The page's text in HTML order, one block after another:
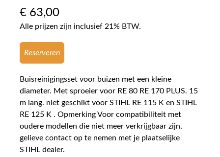
€ 63,00
Alle prijzen zijn inclusief 21% BTW.
Reserveren
Buisreinigingsset voor buizen met een kleine
diameter. Met sproeier voor RE 80 RE 170 PLUS. 15
m lang. niet geschikt voor STIHL RE 115 K en STIHL
RE 125 K . Opmerking Voor compatibiliteit met
oudere modellen die niet meer verkrijgbaar zijn,
gelieve contact op te nemen met je plaatselijke
STIHL dealer.